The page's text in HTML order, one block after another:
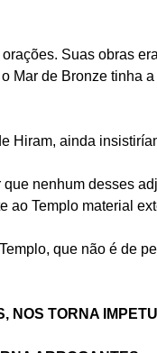
Suas obras
Mar de Bronze tinha
Hiram, ainda
nenhum desses
ao Templo material
que não é de
NOS TORNA